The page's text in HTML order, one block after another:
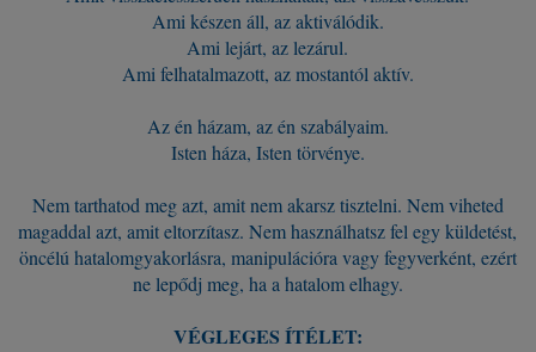
Ami készen áll, az aktiválódik.
Ami lejárt, az lezárul.
Ami felhatalmazott, az mostantól aktív.
Az én házam, az én szabályaim.
Isten háza, Isten törvénye.
Nem tarthatod meg azt, amit nem akarsz tisztelni. Nem viheted
magaddal azt, amit eltorzítasz. Nem használhatsz fel egy küldetést,
öncélú hatalomgyakorlásra, manipulációra vagy fegyverként, ezért
ne lepődj meg, ha a hatalom elhagy.
VÉGLEGES ÍTÉLET: